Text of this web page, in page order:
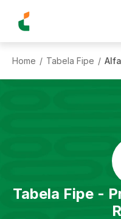
Home / Tabela Fipe /
Tabela Fipe -